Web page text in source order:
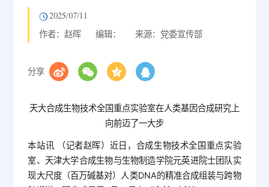
2025/07/11
作者：赵晖 编辑： 来源：党委宣传部
分享
天大合成生物技术全国重点实验室在人类基因合成研究上
向前迈了一大步
本站讯 （记者赵晖）近日，合成生物技术全国重点实验
室、天津大学合成生物与生物制造学院元英进院士团队实
现大尺度（百万碱基对）人类DNA的精准合成组装与跨物